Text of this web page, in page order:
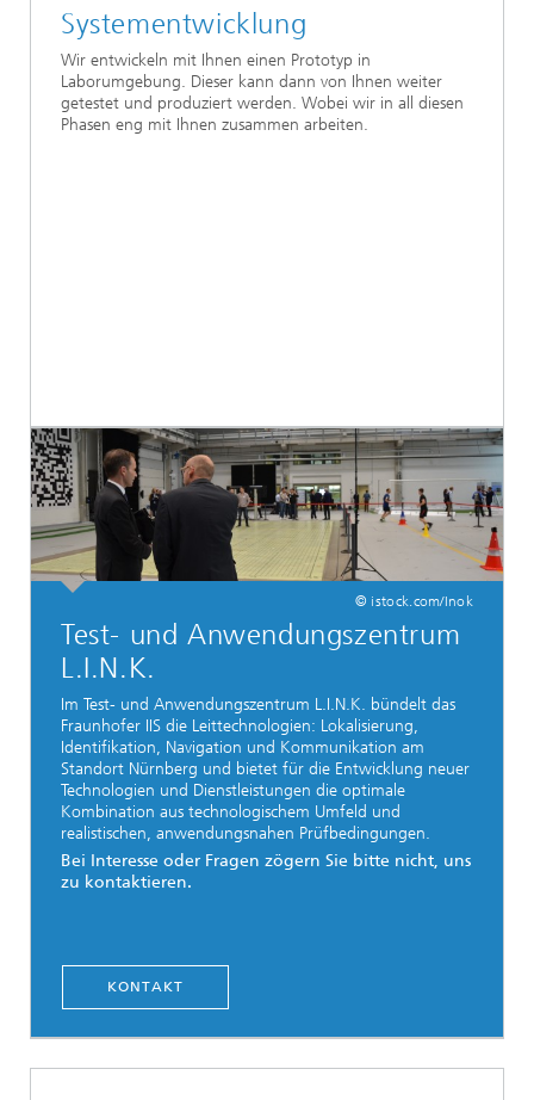
Systementwicklung
Wir entwickeln mit Ihnen einen Prototyp in
Laborumgebung. Dieser kann dann von Ihnen weiter
getestet und produziert werden. Wobei wir in all diesen
Phasen eng mit Ihnen zusammen arbeiten.
© istock.com/Inok
Test- und Anwendungszentrum
L.I.N.K.
Im Test- und Anwendungszentrum L.I.N.K. bündelt das
Fraunhofer IIS die Leittechnologien: Lokalisierung,
Identifikation, Navigation und Kommunikation am
Standort Nürnberg und bietet für die Entwicklung neuer
Technologien und Dienstleistungen die optimale
Kombination aus technologischem Umfeld und
realistischen, anwendungsnahen Prüfbedingungen.
Bei Interesse oder Fragen zögern Sie bitte nicht, uns
zu kontaktieren.
KONTAKT